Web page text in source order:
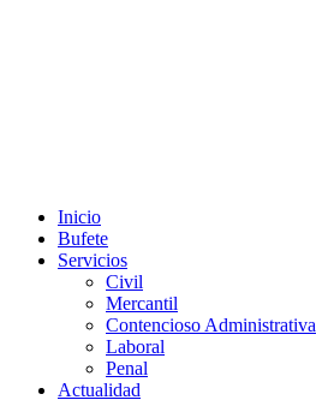
Inicio
Bufete
Servicios
Civil
Mercantil
Contencioso Administrativa
Laboral
Penal
Actualidad